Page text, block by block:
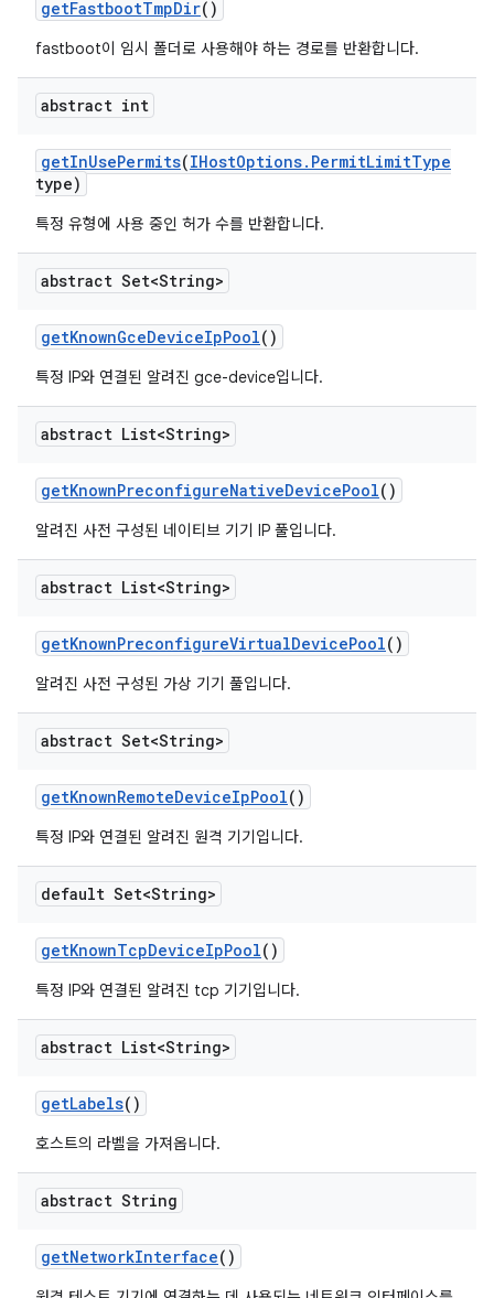
getFastbootTmpDir()
fastboot이 임시 폴더로 사용해야 하는 경로를 반환합니다.
abstract int
getInUsePermits(IHostOptions. PermitLimitType
type)
특정 유형에 사용 중인 허가 수를 반환합니다.
abstract Set<String>
getKnownGceDeviceIpPool()
특정 IP와 연결된 알려진 gce-device입니다.
abstract List<String>
getKnownPreconfigureNativeDevicePool()
알려진 사전 구성된 네이티브 기기 IP 풀입니다.
abstract List<String>
getKnownPreconfigureVirtualDevicePool()
알려진 사전 구성된 가상 기기 풀입니다.
abstract Set<String>
getKnownRemoteDeviceIpPool()
특정 IP와 연결된 알려진 원격 기기입니다.
default Set<String>
getKnownTcpDeviceIpPool()
특정 IP와 연결된 알려진 tcp 기기입니다.
abstract List<String>
getLabels()
호스트의 라벨을 가져옵니다.
abstract String
getNetworkInterface()